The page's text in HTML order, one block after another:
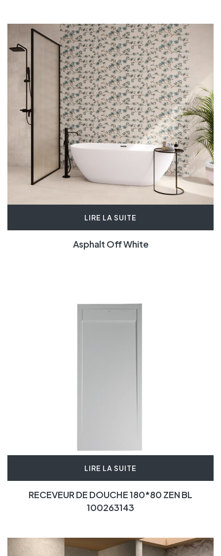
LIRE LA SUITE
Asphalt Off White
LIRE LA SUITE
RECEVEUR DE DOUCHE 180*80 ZEN BL
100263143